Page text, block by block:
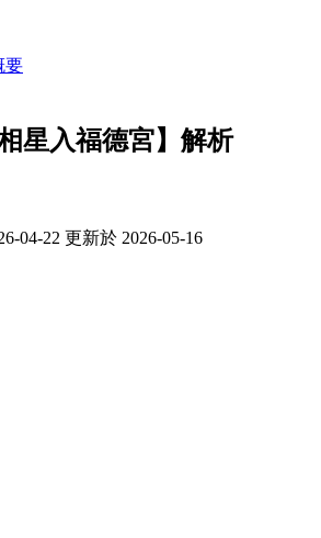
要
星入福德宮】解析
04-22 更新於 2026-05-16